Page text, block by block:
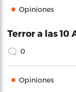
Opiniones
Terror a las 10
0
Opiniones